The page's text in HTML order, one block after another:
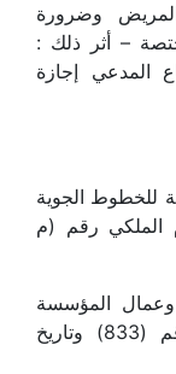
وضرورة
– أثر ذلك :
المدعي إجازة
للخطوط الجوية
الملكي رقم (م
وعمال المؤسسة
الصادرة بقرار مجلس الوزراء رقم (833) وتاريخ